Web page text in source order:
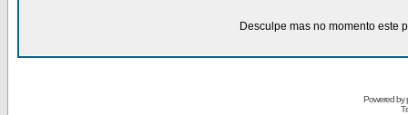
Desculpe mas no momento este
Powered by